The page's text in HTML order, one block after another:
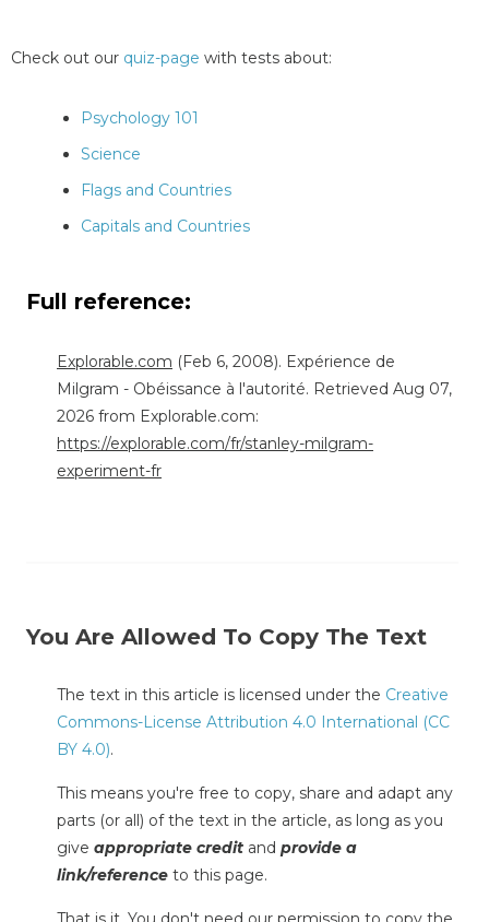
Check out our quiz-page with tests about:
Psychology 101
Science
Flags and Countries
Capitals and Countries
Full reference:
Explorable.com (Feb 6, 2008). Expérience de
Milgram - Obéissance à l'autorité. Retrieved Aug 07,
2026 from Explorable.com:
https://explorable.com/fr/stanley-milgram-
experiment-fr
You Are Allowed To Copy The Text
The text in this article is licensed under the Creative
Commons-License Attribution 4.0 International (CC
BY 4.0).
This means you're free to copy, share and adapt any
parts (or all) of the text in the article, as long as you
give appropriate credit and provide a
link/reference to this page.